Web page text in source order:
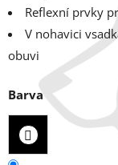
Reflexní prvky
V nohavici
obuvi
Barva